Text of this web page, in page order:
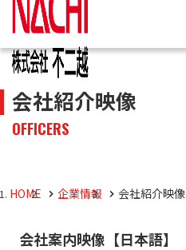
会社紹介映像
OFFICERS
HOME 企業情報 会社紹介映像
会社案内映像【日本語】